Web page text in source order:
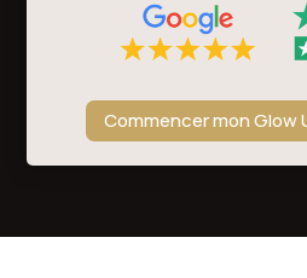
Commencer mon Glow